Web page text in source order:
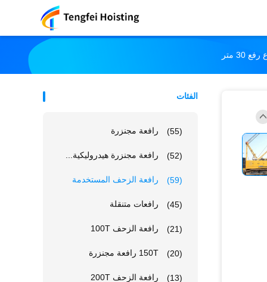
الفئات
رافعة مجنزرة (55)
رافعة مجنزرة هيدروليكية... (52)
رافعة الزحف المستخدمة (59)
رافعات متنقلة (45)
رافعة الزحف 100T (21)
150T رافعة مجنزرة (20)
رافعة الزحف 200T (13)